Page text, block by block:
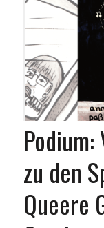
zu den
Queere